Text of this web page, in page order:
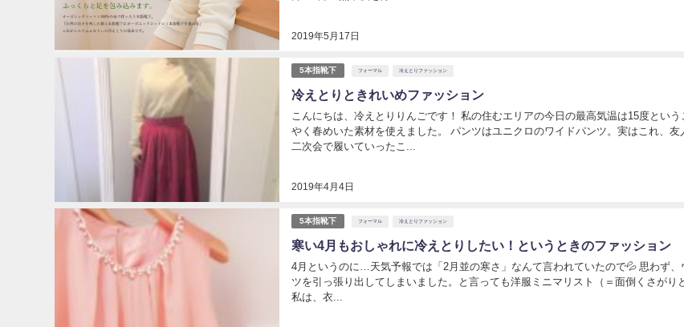
2019年5月17日
5本指靴下 フォーマル 冷えとりファッション
冷えとりときれいめファッション
2019年4月4日
こんにちは、冷えとりりんごです！ 私の住むエリアの今日の最高気温は15度とい
やく春めいた素材を使えました。 パンツはユニクロのワイドパンツ。実はこれ、友
二次会で履いていったこ...
5本指靴下 フォーマル 冷えとりファッション
寒い4月もおしゃれに冷えとりしたい！というときのファッション
4月というのに…天気予報では「2月並の寒さ」なんて言われていたので💦 思わず、
ツを引っ張り出してしまいました。と言っても洋服ミニマリスト（＝面倒くさがり
私は、衣...